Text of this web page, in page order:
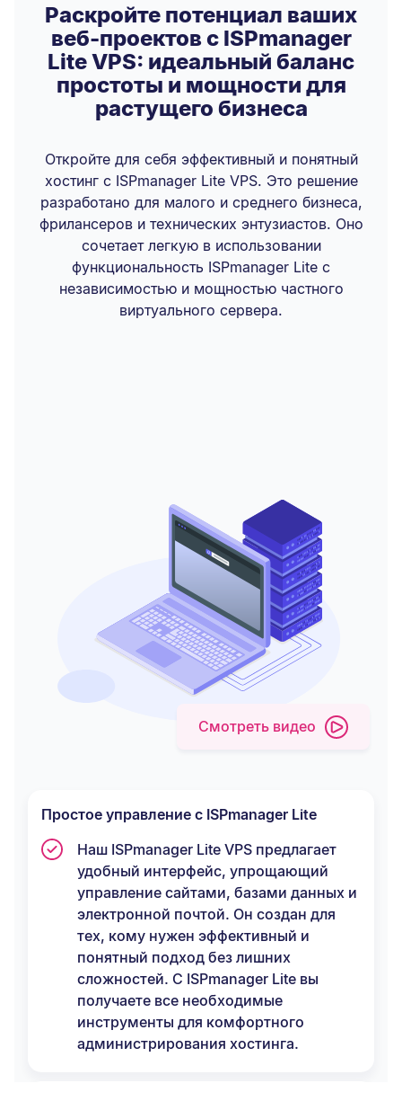
Раскройте потенциал ваших
веб-проектов с ISPmanager
Lite VPS: идеальный баланс
простоты и мощности для
растущего бизнеса
Откройте для себя эффективный и понятный
хостинг с ISPmanager Lite VPS. Это решение
разработано для малого и среднего бизнеса,
фрилансеров и технических энтузиастов. Оно
сочетает легкую в использовании
функциональность ISPmanager Lite с
независимостью и мощностью частного
виртуального сервера.
Простое управление с ISPmanager Lite
Наш ISPmanager Lite VPS предлагает
удобный интерфейс, упрощающий
управление сайтами, базами данных и
электронной почтой. Он создан для
тех, кому нужен эффективный и
понятный подход без лишних
сложностей. С ISPmanager Lite вы
получаете все необходимые
инструменты для комфортного
администрирования хостинга.
Смотреть видео